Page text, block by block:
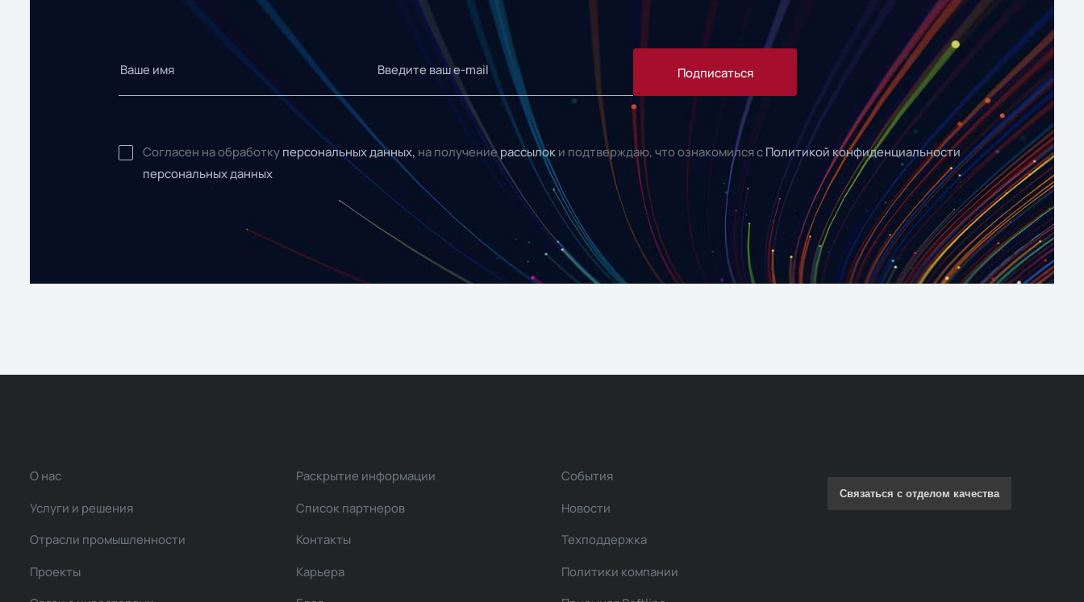
Подписаться
Согласен на обработку персональных данных, на получениерассылок и подтверждаю, что ознакомился с Политикой конфиденциальности
персональных данных
О нас
Услуги и решения
Отрасли промышленности
Проекты
Раскрытие информации
Список партнеров
Контакты
Карьера
События
Новости
Техподдержка
Политики компании
Связаться с отделом качества